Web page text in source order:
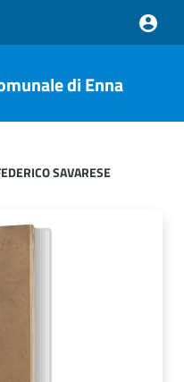
di Enna
SAVARESE